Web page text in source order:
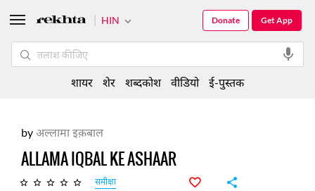
byअल्लामा इक़बाल
ALLAMA IQBAL KE ASHAAR
समीक्षा
HIN Get App
Donate
शायर शेर शब्दकोश वीडियो ई-पुस्तक